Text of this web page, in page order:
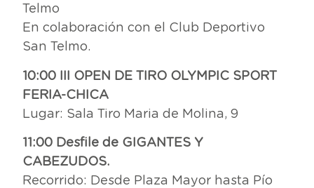
Telmo
En colaboración con el Club Deportivo
San Telmo.
10:00 III OPEN DE TIRO OLYMPIC SPORT
FERIA-CHICA
Lugar: Sala Tiro Maria de Molina, 9
11:00 Desfile de GIGANTES Y
CABEZUDOS.
Recorrido: Desde Plaza Mayor hasta Pío